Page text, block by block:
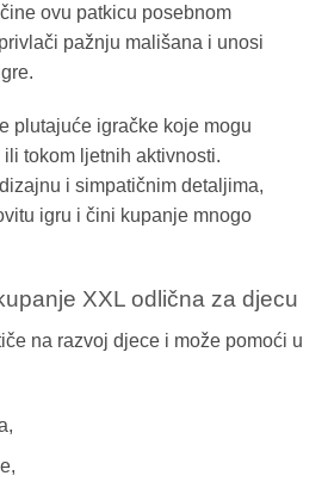
ovu patkicu posebnom
pažnju mališana i unosi
plutajuće igračke koje mogu
tokom ljetnih aktivnosti.
i simpatičnim detaljima,
igru i čini kupanje mnogo
XXL odlična za djecu
na razvoj djece i može pomoći u